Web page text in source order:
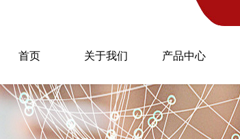
首页 关于我们 产品中心